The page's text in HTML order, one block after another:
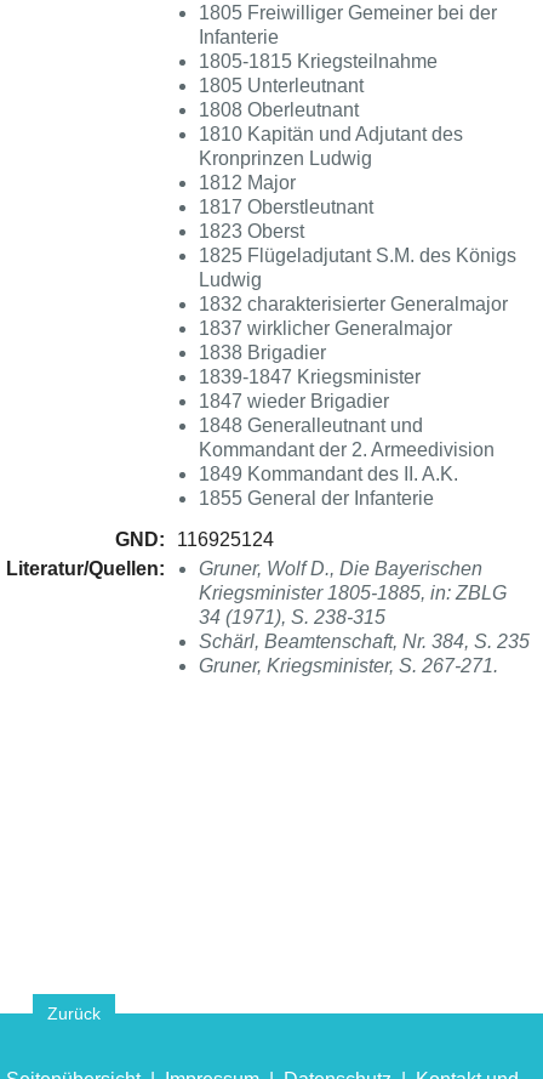
1805 Freiwilliger Gemeiner bei der
Infanterie
1805-1815 Kriegsteilnahme
1805 Unterleutnant
1808 Oberleutnant
1810 Kapitän und Adjutant des
Kronprinzen Ludwig
1812 Major
1817 Oberstleutnant
1823 Oberst
1825 Flügeladjutant S.M. des Königs
Ludwig
1832 charakterisierter Generalmajor
1837 wirklicher Generalmajor
1838 Brigadier
1839-1847 Kriegsminister
1847 wieder Brigadier
1848 Generalleutnant und
Kommandant der 2. Armeedivision
1849 Kommandant des II. A.K.
1855 General der Infanterie
GND:
116925124
Literatur/Quellen:
Gruner, Wolf D., Die Bayerischen
Kriegsminister 1805-1885, in: ZBLG
34 (1971), S. 238-315
Schärl, Beamtenschaft, Nr. 384, S. 235
Gruner, Kriegsminister, S. 267-271.
Zurück